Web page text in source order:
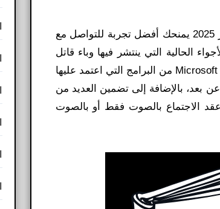
Microsoft Teams APK عربي للاندرويد والايفون اخر اصدار 2025 يمنحك أفضل تجربة للتواصل مع
الحالية التي ينتشر فيها وباء قاتل
مثل فيروس كورونا المستجد، حيث يعد تحميل برنامج مايكروسوفت تيمز Microsoft Teams APK من البرامج التي اعتمد عليها
بعد، بالإضافة إلى تضمين العديد من
الاجتماع بالصوت فقط أو بالصوت